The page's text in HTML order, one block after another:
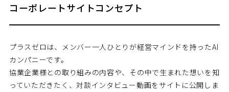
コーポレートサイトコンセプト
プラスゼロは、メンバー一人ひとりが経営マインドを持ったAI
カンパニーです。
協業企業様との取り組みの内容や、その中で生まれた想いを知
っていただきたく、対談インタビュー動画をサイトに公開しま